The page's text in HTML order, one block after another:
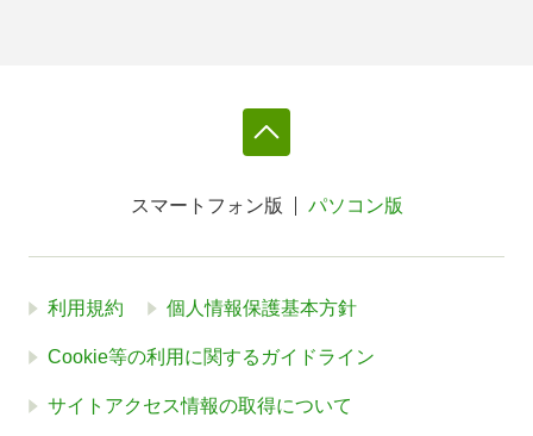
スマートフォン版 パソコン版
利用規約 個人情報保護基本方針
Cookie等の利用に関するガイドライン
サイトアクセス情報の取得について